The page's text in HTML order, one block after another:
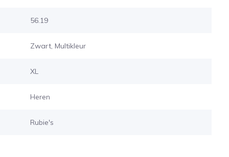
56.19
Zwart, Multikleur
XL
Heren
Rubie's